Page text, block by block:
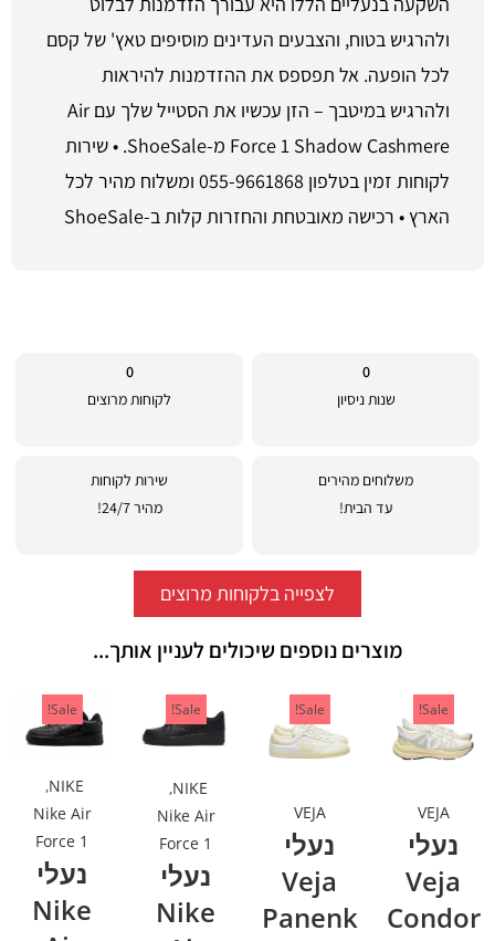
ולהרגיש בטוח, והצבעים העדינים מוסיפים טאץ' של קסם
לכל הופעה. אל תפספס את ההזדמנות להיראות
ולהרגיש במיטבך – הזן עכשיו את הסטייל שלך עם Air
Force 1 Shadow Cashmere מ-ShoeSale. • שירות
לקוחות זמין בטלפון 055-9661868 ומשלוח מהיר לכל
הארץ • רכישה מאובטחת והחזרות קלות ב-ShoeSale
0
שנות ניסיון
0
לקוחות מרוצים
משלוחים מהירים
עד הבית!
שירות לקוחות
מהיר 24/7!
לצפייה בלקוחות מרוצים
מוצרים נוספים שיכולים לעניין אותך...
Sale!
VEJA
נעלי
Veja
Condor
Sale!
VEJA
נעלי
Veja
Panenk
Sale!
NIKE
,
Nike Air
Force 1
נעלי
Nike
Sale!
NIKE
,
Nike Air
Force 1
נעלי
Nike